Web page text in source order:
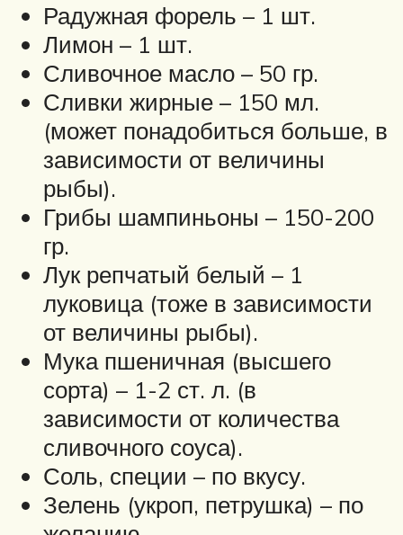
Радужная форель – 1 шт.
Лимон – 1 шт.
Сливочное масло – 50 гр.
Сливки жирные – 150 мл.
(может понадобиться больше, в
зависимости от величины
рыбы).
Грибы шампиньоны – 150-200
гр.
Лук репчатый белый – 1
луковица (тоже в зависимости
от величины рыбы).
Мука пшеничная (высшего
сорта) – 1-2 ст. л. (в
зависимости от количества
сливочного соуса).
Соль, специи – по вкусу.
Зелень (укроп, петрушка) – по